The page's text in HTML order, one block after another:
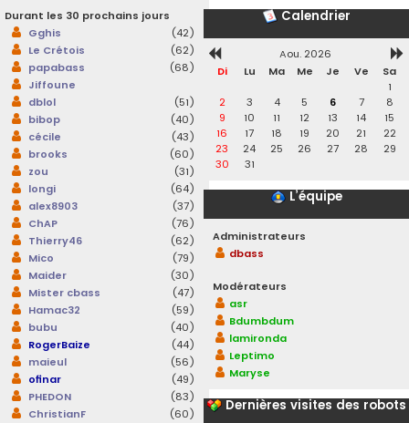
Durant les 30 prochains jours
Gghis
(42)
Le Crétois
(62)
papabass
(68)
Jiffoune
dblol
(51)
bibop
(40)
cécile
(43)
brooks
(60)
zou
(31)
longi
(64)
alex8903
(37)
ChAP
(76)
Thierry46
(62)
Mico
(79)
Maider
(30)
Mister cbass
(47)
Hamac32
(59)
bubu
(40)
RogerBaize
(44)
maieul
(56)
ofinar
(49)
PHEDON
(83)
ChristianF
(60)
Calendrier
Aou. 2026
Di
Lu Ma Me Je Ve
Sa
1
2
3 4 5 6 7
8
9
10 11 12 13 14
15
16
17 18 19 20 21
22
23
24 25 26 27 28
29
30
31
L’équipe
Administrateurs
dbass
Modérateurs
asr
Bdumbdum
lamironda
Leptimo
Maryse
Dernières visites des robots